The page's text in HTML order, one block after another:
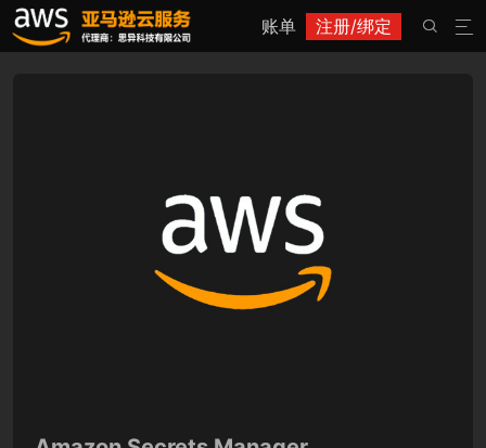
账单 注册/绑定 
